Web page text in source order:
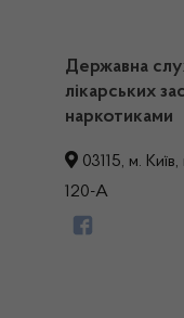
Державна
лікарських
наркотиками
03115, м.
120-А